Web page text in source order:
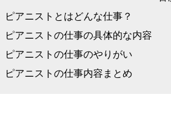
ピアニストとはどんな仕事？
ピアニストの仕事の具体的な内容
ピアニストの仕事のやりがい
ピアニストの仕事内容まとめ